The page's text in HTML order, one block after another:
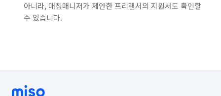
아니라, 매칭매니저가 제안한 프리랜서의 지원서도 확인할
수 있습니다.